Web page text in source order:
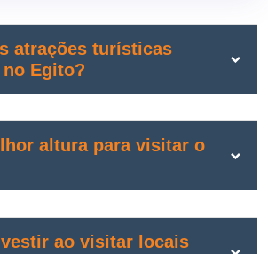
atrações turísticas
Egito?
altura para visitar o
ao visitar locais